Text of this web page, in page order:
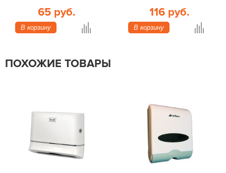
65 руб.
В корзину
116 руб.
В корзину
ПОХОЖИЕ ТОВАРЫ